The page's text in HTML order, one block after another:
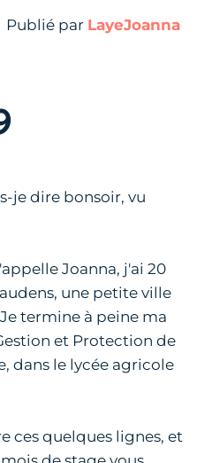
Publié par LayeJoanna
je dire bonsoir, vu
Joanna, j'ai 20
une petite ville
termine à peine ma
et Protection de
dans le lycée agricole
ces quelques lignes, et